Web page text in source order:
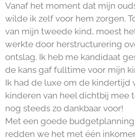
Vanaf het moment dat mijn
wilde ik zelf voor hem zorgen.
van mijn tweede kind, moest
werkte door herstructurering
ontslag. Ik heb me kandidaat
de kans gaf fulltime voor mijn
Ik had de luxe om de kindertijd
kinderen van heel dichtbij mee
nog steeds zo dankbaar voor!
Met een goede
redden we het met één